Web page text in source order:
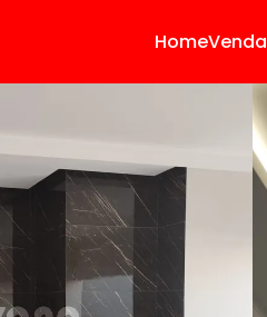
HomeVenda